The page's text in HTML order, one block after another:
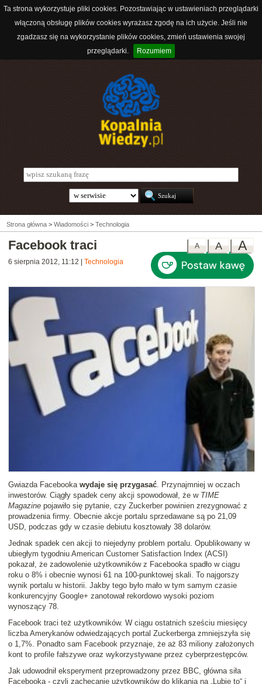
Ta strona wykorzystuje pliki cookies. Pozostawiając w ustawieniach przeglądarki
włączoną obsługę plików cookies wyrażasz zgodę na ich użycie. Jeśli nie
zgadzasz się na wykorzystanie plików cookies, zmień ustawienia swojej
przeglądarki.
Rozumiem
Strona główna > Wiadomości > Technologia
A
A
A
Facebook traci
6 sierpnia 2012, 11:12 Technologia
Gwiazda Facebooka wydaje się przygasać. Przynajmniej w oczach
inwestorów. Ciągły spadek ceny akcji spowodował, że w TIME
Magazine pojawiło się pytanie, czy Zuckerber powinien zrezygnować z
prowadzenia firmy. Obecnie akcje portalu sprzedawane są po 21,09
USD, podczas gdy w czasie debiutu kosztowały 38 dolarów.
Jednak spadek cen akcji to niejedyny problem portalu. Opublikowany w
ubiegłym tygodniu American Customer Satisfaction Index (ACSI)
pokazał, że zadowolenie użytkowników z Facebooka spadło w ciągu
roku o 8% i obecnie wynosi 61 na 100-punktowej skali. To najgorszy
wynik portalu w historii. Jakby tego było mało w tym samym czasie
konkurencyjny Google+ zanotował rekordowo wysoki poziom
wynoszący 78.
Facebook traci też użytkowników. W ciągu ostatnich sześciu miesięcy
liczba Amerykanów odwiedzających portal Zuckerberga zmniejszyła się
o 1,7%. Ponadto sam Facebook przyznaje, że aż 83 miliony założonych
kont to profile fałszywe oraz wykorzystywane przez cyberprzestępców.
Jak udowodnił eksperyment przeprowadzony przez BBC, główna siła
Facebooka - czyli zachęcanie użytkowników do klikania na „Lubię to“ i